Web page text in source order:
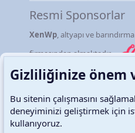
Resmi Sponsorlar
XenWp, altyapı ve
firmasından almaktadır.
Türkçe (TR) Çerezler
Gizliliğinize önem
Bu sitenin çalışmasını
deneyiminizi geliştirmek için
kullanıyoruz.